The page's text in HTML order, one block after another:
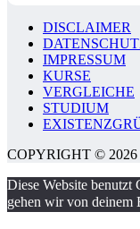
DISCLAIMER
IMPRESSUM
KURSE
VERGLEICHE
STUDIUM
COPYRIGHT ©
Diese Website benutzt
gehen wir von deinem